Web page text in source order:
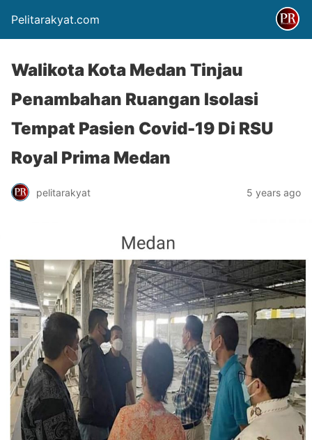
Pelitarakyat.com
Walikota Kota Medan Tinjau
Penambahan Ruangan Isolasi
Tempat Pasien Covid-19 Di RSU
Royal Prima Medan
pelitarakyat 5 years ago